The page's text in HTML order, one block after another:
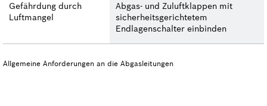
Gefährdung durch
Luftmangel
Abgas- und Zuluftklappen mit
sicherheitsgerichtetem
Endlagenschalter einbinden
Allgemeine Anforderungen an die Abgasleitungen